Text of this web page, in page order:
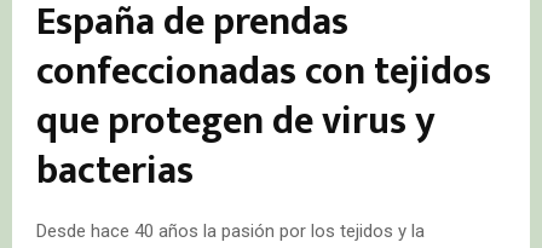
España de prendas
confeccionadas con tejidos
que protegen de virus y
bacterias
Desde hace 40 años la pasión por los tejidos y la